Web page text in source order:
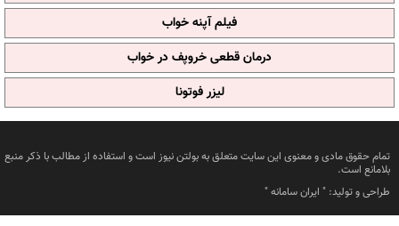
فیلم آپنه خواب
درمان قطعی خروپف در خواب
لیزر فوتونا
تمام حقوق مادی و معنوی این سایت متعلق به بولتن نیوز است و استفاده از مطالب با ذکر منبع
بلامانع است.
طراحی و تولید: " ایران سامانه"